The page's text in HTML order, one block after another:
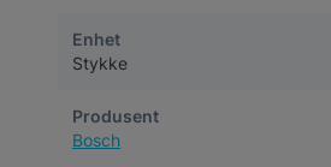
Enhet
Stykke
Produsent
Bosch